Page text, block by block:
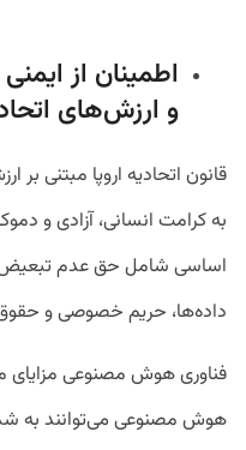
اطمینان از
و ارزش‌های
قانون اتحادیه اروپا مبتنی
به کرامت انسانی، آزادی و
اساسی شامل حق عدم تبعیض،
داده‌ها، حریم خصوصی و
فناوری هوش مصنوعی مزایای
هوش مصنوعی می‌توانند به